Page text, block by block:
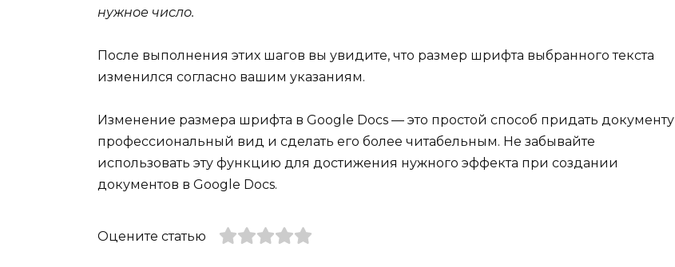
нужное число.
После выполнения этих шагов вы увидите, что размер шрифта выбранного текста
изменился согласно вашим указаниям.
Изменение размера шрифта в Google Docs — это простой способ придать документу
профессиональный вид и сделать его более читабельным. Не забывайте
использовать эту функцию для достижения нужного эффекта при создании
документов в Google Docs.
Оцените статью